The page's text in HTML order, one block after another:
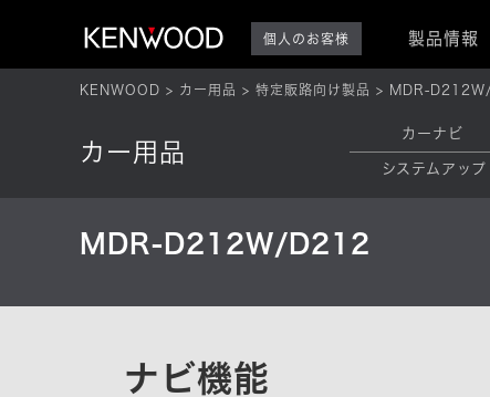
個人のお客様 製品情報
KENWOOD カー用品 特定販路向け製品 MDR-
カー用品
カーナビ
システムアップ
MDR-D212W/D212
ナビ機能